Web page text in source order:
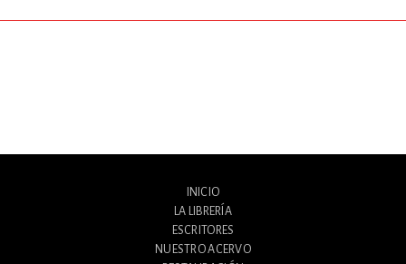
INICIO
LA LIBRERÍA
ESCRITORES
NUESTRO ACERVO